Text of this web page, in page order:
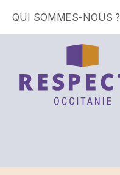
QUI SOMMES-NOUS ?